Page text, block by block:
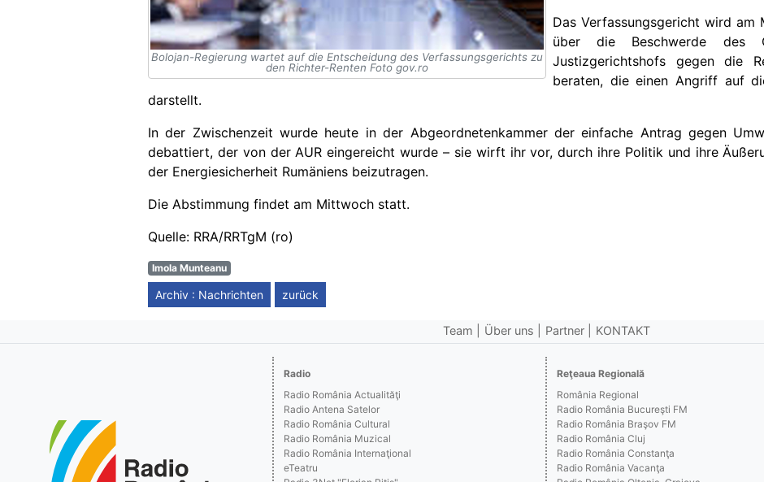
Bolojan-Regierung wartet auf die Entscheidung des Verfassungsgerichts zu
den Richter-Renten Foto gov.ro
Das Verfassungsgericht wird am
über die Beschwerde des
Justizgerichtshofs gegen die
beraten, die einen Angriff auf
darstellt.
In der Zwischenzeit wurde heute in der Abgeordnetenkammer der einfache Antrag gegen
debattiert, der von der AUR eingereicht wurde – sie wirft ihr vor, durch ihre Politik und ihre
der Energiesicherheit Rumäniens beizutragen.
Die Abstimmung findet am Mittwoch statt.
Quelle: RRA/RRTgM (ro)
Imola Munteanu
Archiv : Nachrichten zurück
Team Über uns Partner KONTAKT
Radio
Radio România Actualităţi
Radio Antena Satelor
Radio România Cultural
Radio România Muzical
Radio România Internaţional
eTeatru
Reţeaua Regională
România Regional
Radio România Bucureşti FM
Radio România Braşov FM
Radio România Cluj
Radio România Constanţa
Radio România Vacanţa